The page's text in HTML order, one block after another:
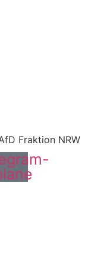
Fraktion NRW